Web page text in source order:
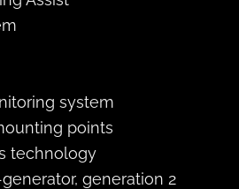
system
points
technology
generation 2